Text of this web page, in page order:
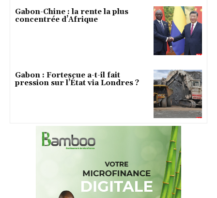
Gabon-Chine : la rente la plus
concentrée d’Afrique
Gabon : Fortescue a-t-il fait
pression sur l’État via Londres ?